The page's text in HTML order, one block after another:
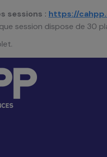
sessions : https://
session dispose de 30